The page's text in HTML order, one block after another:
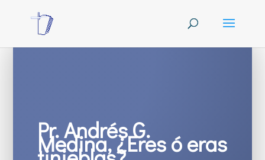
Pr. Andrés G.
Medina, ¿Eres ó eras